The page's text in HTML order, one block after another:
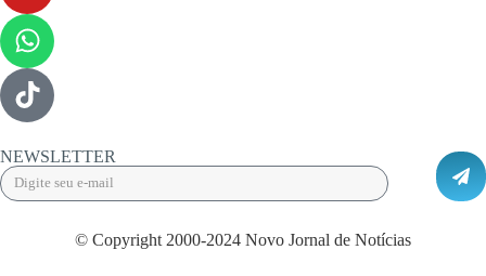
NEWSLETTER
© Copyright 2000-2024 Novo Jornal de Notícias